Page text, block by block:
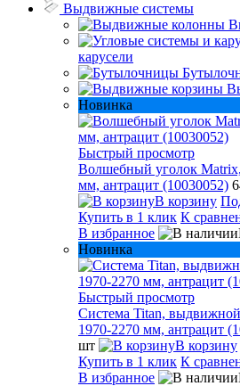
Выдвижные системы
карусели
Новинка
Быстрый просмотр
Волшебный уголок
мм, антрацит (10030052)
В корзину
Купить в 1 клик К
В избранное
Новинка
Быстрый просмотр
Система Titan,
1970-2270 мм, антрацит
шт
В корзину
Купить в 1 клик К
В избранное